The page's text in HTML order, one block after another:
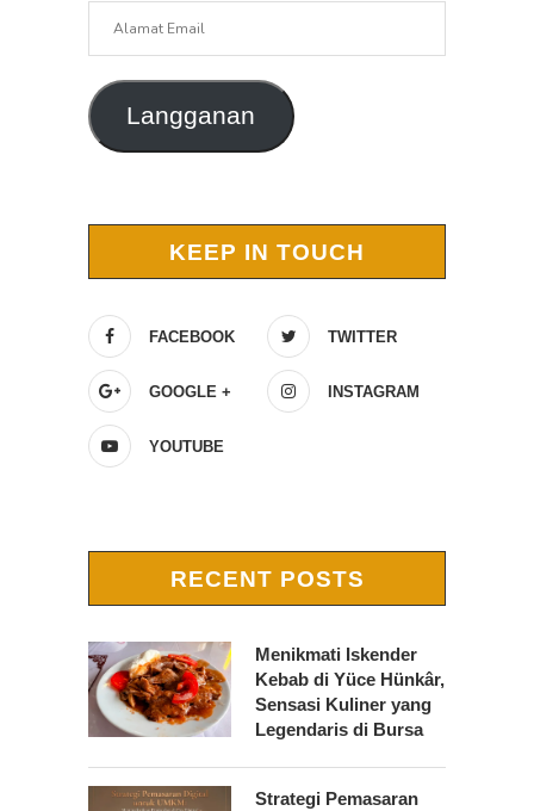
Langganan
KEEP IN TOUCH
FACEBOOK TWITTER
GOOGLE + INSTAGRAM
YOUTUBE
RECENT POSTS
Menikmati Iskender
Kebab di Yüce Hünkâr,
Sensasi Kuliner yang
Legendaris di Bursa
Strategi Pemasaran